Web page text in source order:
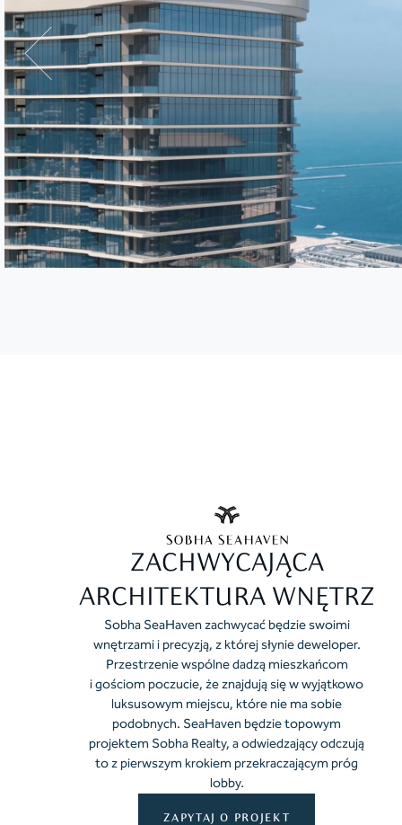
ZACHWYCAJĄCA
ARCHITEKTURA WNĘTRZ
Sobha SeaHaven zachwycać będzie swoimi
wnętrzami i precyzją, z której słynie deweloper.
Przestrzenie wspólne dadzą mieszkańcom
i gościom poczucie, że znajdują się w wyjątkowo
luksusowym miejscu, które nie ma sobie
podobnych. SeaHaven będzie topowym
projektem Sobha Realty, a odwiedzający odczują
to z pierwszym krokiem przekraczającym próg
lobby.
ZAPYTAJ O PROJEKT